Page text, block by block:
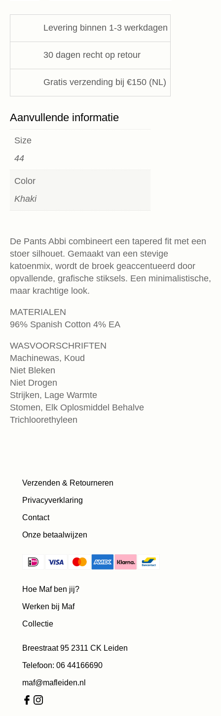
Levering binnen 1-3 werkdagen
30 dagen recht op retour
Gratis verzending bij €150 (NL)
Aanvullende informatie
Size
44
Color
Khaki
De Pants Abbi combineert een tapered fit met een
stoer silhouet. Gemaakt van een stevige
katoenmix, wordt de broek geaccentueerd door
opvallende, grafische stiksels. Een minimalistische,
maar krachtige look.
MATERIALEN
96% Spanish Cotton 4% EA
WASVOORSCHRIFTEN
Machinewas, Koud
Niet Bleken
Niet Drogen
Strijken, Lage Warmte
Stomen, Elk Oplosmiddel Behalve
Trichloorethyleen
Verzenden & Retourneren
Privacyverklaring
Contact
Onze betaalwijzen
Hoe Maf ben jij?
Werken bij Maf
Collectie
Breestraat 95 2311 CK Leiden
Telefoon: 06 44166690
maf@mafleiden.nl